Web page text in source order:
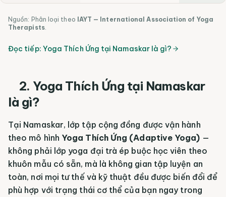
Nguồn: Phân loại theo IAYT — International Association of Yoga
Therapists.
Đọc tiếp: Yoga Thích Ứng tại Namaskar là gì?
2. Yoga Thích Ứng tại Namaskar
là gì?
Tại Namaskar, lớp tập cộng đồng được vận hành
theo mô hình Yoga Thích Ứng (Adaptive Yoga) —
không phải lớp yoga đại trà ép buộc học viên theo
khuôn mẫu có sẵn, mà là không gian tập luyện an
toàn, nơi mọi tư thế và kỹ thuật đều được biến đổi để
phù hợp với trạng thái cơ thể của bạn ngay trong